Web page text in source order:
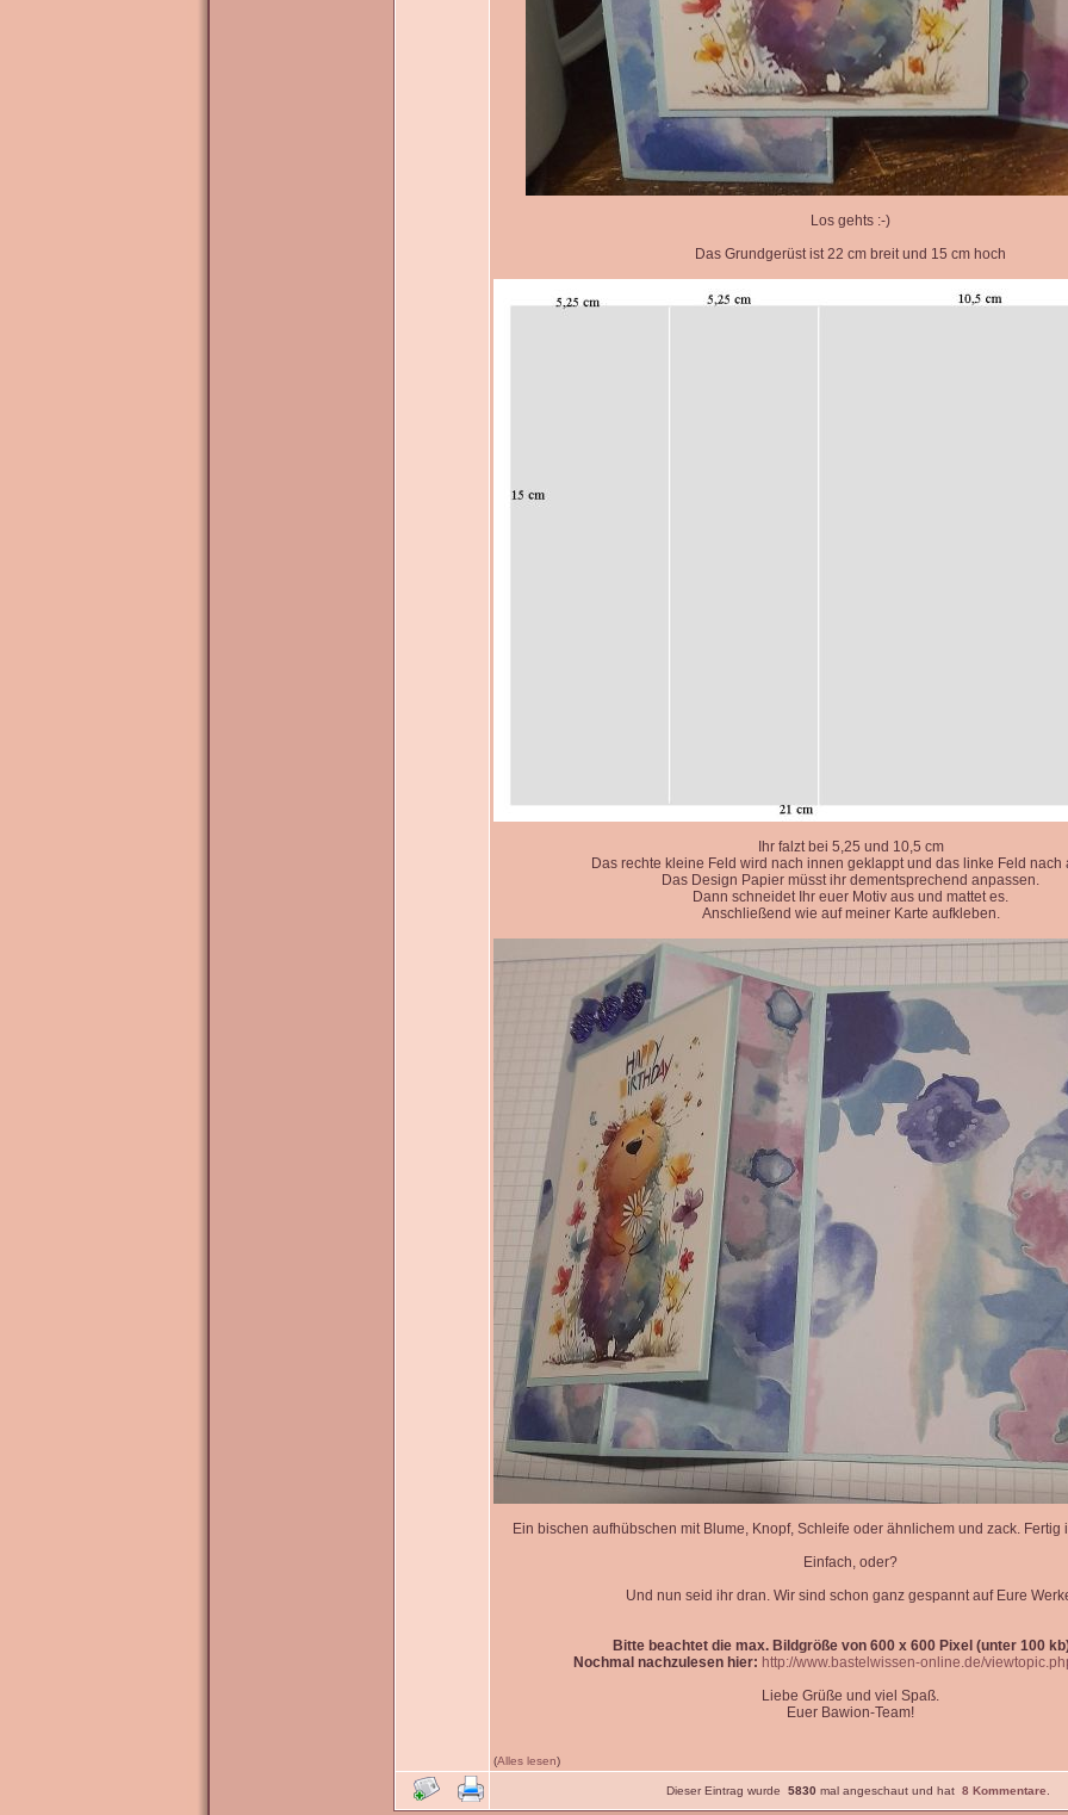
Los gehts :-)
Das Grundgerüst ist 22 cm breit und 15 cm hoch
Ihr falzt bei 5,25 und 10,5 cm
Das rechte kleine Feld wird nach innen geklappt und das linke Feld nach
Das Design Papier müsst ihr dementsprechend anpassen.
Dann schneidet Ihr euer Motiv aus und mattet es.
Anschließend wie auf meiner Karte aufkleben.
Ein bischen aufhübschen mit Blume, Knopf, Schleife oder ähnlichem und zack. Fertig
Einfach, oder?
Und nun seid ihr dran. Wir sind schon ganz gespannt auf Eure
Bitte beachtet die max. Bildgröße von 600 x 600 Pixel (unter 100
Nochmal nachzulesen hier: http://www.bastelwissen-online.de/
Liebe Grüße und viel Spaß.
Euer Bawion-Team!
(Alles lesen)
Dieser Eintrag wurde 5830 mal angeschaut und hat 8 Kommentare